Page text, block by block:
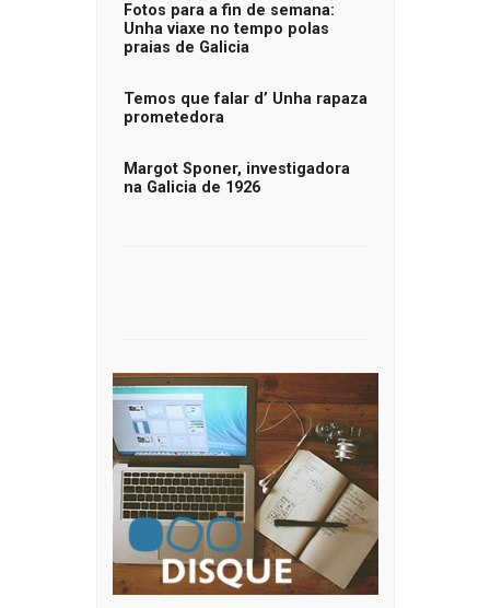
Fotos para a fin de semana:
Unha viaxe no tempo polas
praias de Galicia
Temos que falar d’ Unha rapaza
prometedora
Margot Sponer, investigadora
na Galicia de 1926